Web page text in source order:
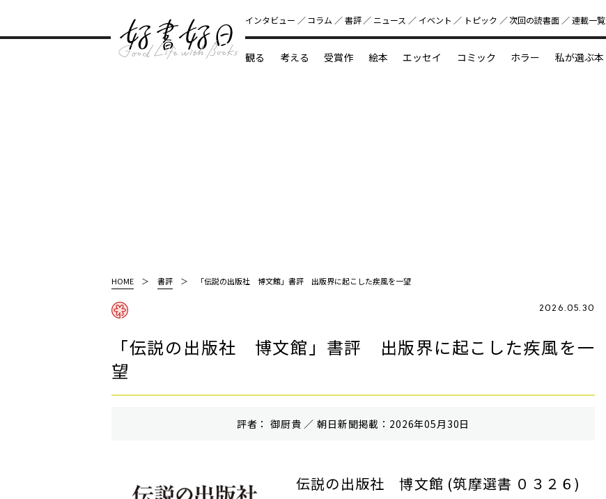
好書好日
インタビュー コラム 書評 ニュース イベント トピック 次回の読書⾯ 連載一覧
観る 考える 受賞作 絵本 エッセイ コミック ホラー 私が選ぶ本
HOME 書評 「伝説の出版社 博文館」書評 出版界に起こした疾風を一望
2026.05.30
「伝説の出版社 博文館」書評 出版界に起こした疾風を一
望
評者： 御厨貴 ／ 朝⽇新聞掲載：2026年05月30日
伝説の出版社 博文館 (筑摩選書 ０３２６)